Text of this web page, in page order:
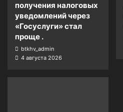
получения налоговых
уведомлений через
«Госуслуги» стал
проще .
btkhv_admin
4 августа 2026